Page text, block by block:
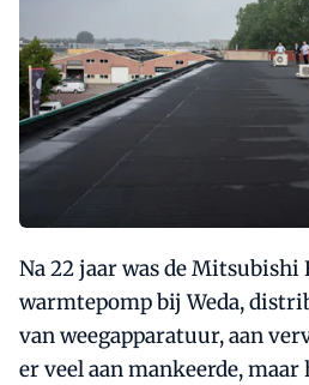
Na 22 jaar was de Mitsubishi
warmtepomp bij Weda,
van weegapparatuur, aan
er veel aan mankeerde,